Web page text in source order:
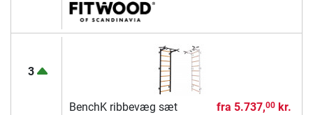
3
BenchK ribbevæg sæt
fra 5.737,00kr.